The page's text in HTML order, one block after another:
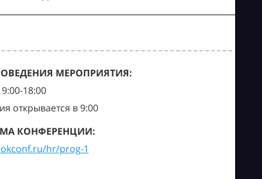
МЕРОПРИЯТИЯ:
18:00
открывается в 9:00
КОНФЕРЕНЦИИ:
hr/prog-1